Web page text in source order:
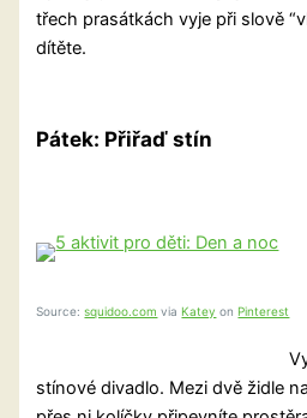
třech prasátkách vyje při slově
dítěte.
Pátek: Přiřaď stín
Source:squidoo.com via Katey on Pinterest
stínové divadlo. Mezi dvě židle